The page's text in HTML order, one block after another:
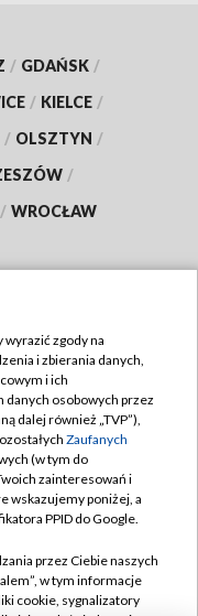
/ GDAŃSK /
/ KIELCE /
/ OLSZTYN /
/
/ WROCŁAW
zgody na
i zbierania danych,
i ich
danych osobowych przez
dalej również „TVP”),
Zaufanych
(w tym do
zainteresowań i
wskazujemy poniżej, a
PPID do Google.
przez Ciebie naszych
w tym informacje
cookie, sygnalizatory